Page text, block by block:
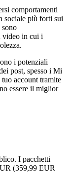
comportamenti
sociale più forti sui
sono
video in cui i
i potenziali
post, spesso i Mi
account tramite
essere il miglior
I pacchetti
(359,99 EUR